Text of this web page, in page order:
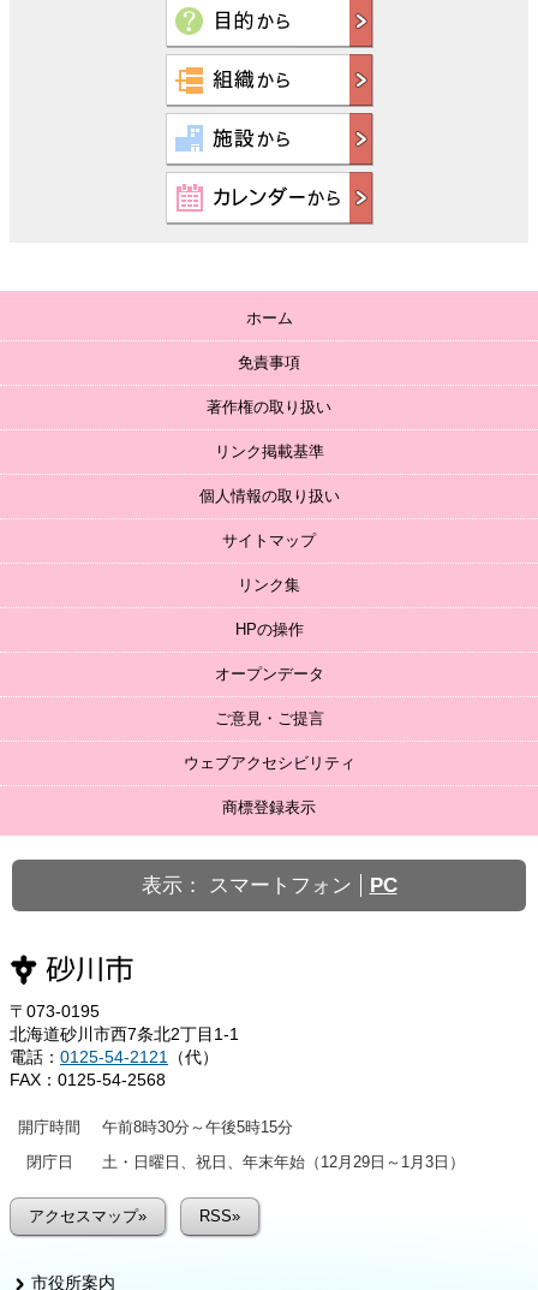
ホーム
免責事項
著作権の取り扱い
リンク掲載基準
個人情報の取り扱い
サイトマップ
リンク集
HPの操作
オープンデータ
ご意見・ご提言
ウェブアクセシビリティ
商標登録表示
表示： スマートフォン PC
〒073-0195
北海道砂川市西7条北2丁目1-1
電話： 0125-54-2121
（代）
FAX：0125-54-2568
開庁時間
午前8時30分～午後5時15分
閉庁日
土・日曜日、祝日、年末年始（12月29日～1月3日）
アクセスマップ» RSS»
市役所案内